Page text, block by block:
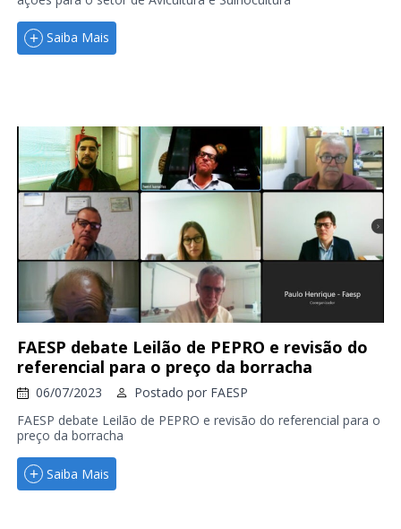
Saiba Mais
FAESP debate Leilão de PEPRO e revisão do
referencial para o preço da borracha
06/07/2023 Postado por FAESP
FAESP debate Leilão de PEPRO e revisão do referencial para o
preço da borracha
Saiba Mais